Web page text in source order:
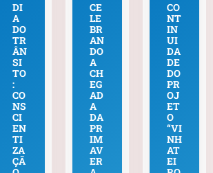
DI
A
DO
TR
ÂN
SI
TO
:
CO
NS
CI
EN
TI
ZA
ÇÃ
CE
LE
BR
AN
DO
A
CH
EG
AD
A
DA
PR
IM
AV
ER
CO
NT
IN
UI
DA
DE
DO
PR
OJ
ET
O
“VI
NH
AT
EI